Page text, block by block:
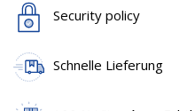
Gesicht und Hals. Leichtes
Haut vollkommen
Glanz zu erzielen empfiehlt
des Änti-Aging Serums aus
Security policy
Schnelle Lieferung